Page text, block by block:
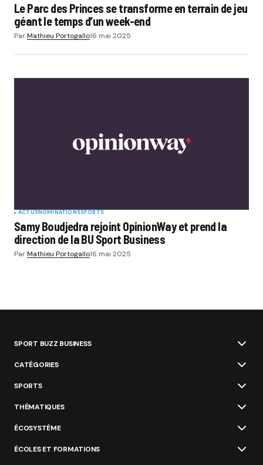
Le Parc des Princes se transforme en terrain de jeu
géant le temps d’un week-end
ParMathieu Portogallo16 mai 2025
ACTUSNOMINATIONSSPORTS
Samy Boudjedra rejoint OpinionWay et prend la
direction de la BU Sport Business
ParMathieu Portogallo16 mai 2025
SPORT BUZZ BUSINESS
CATÉGORIES
SPORTS
THÉMATIQUES
ÉCOSYSTÈME
ÉCOLES ET FORMATIONS